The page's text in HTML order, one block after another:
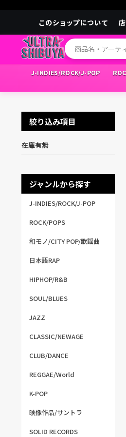
このショップについて
J-INDIES/ROCK/J-POP
絞り込み項目
在庫有無
ジャンルから探す
J-INDIES/ROCK/J-POP
ROCK/POPS
和モノ/CITY POP/歌謡曲
日本語RAP
HIPHOP/R&B
SOUL/BLUES
JAZZ
CLASSIC/NEWAGE
CLUB/DANCE
REGGAE/World
K-POP
映像作品/サントラ
SOLID RECORDS